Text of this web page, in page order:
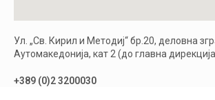
Ул. „Св. Кирил и Методиј“ бр.20, деловна
Аутомакедонија, кат 2 (до главна
+389 (0)2 3200030